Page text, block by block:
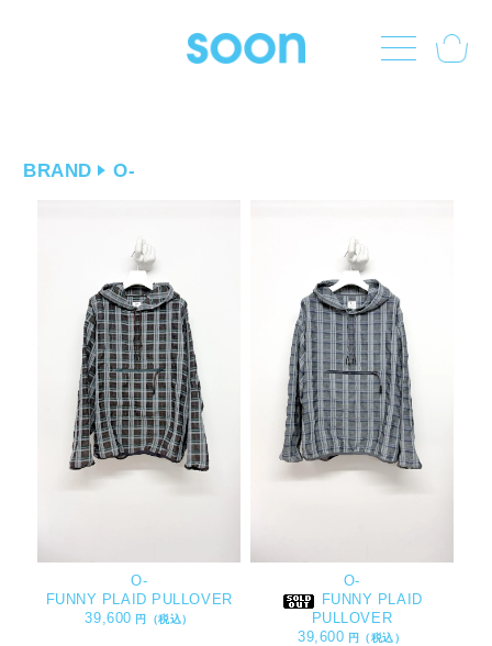
BRAND O-
O-
FUNNY PLAID PULLOVER
39,600 円（税込）
O-
FUNNY PLAID
PULLOVER
39,600 円（税込）